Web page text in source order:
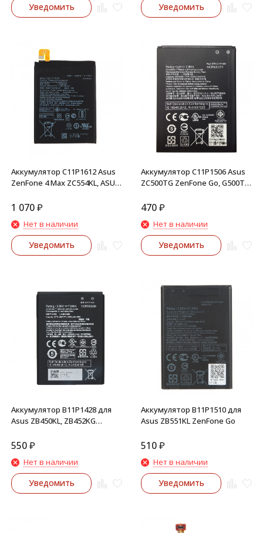
Уведомить Уведомить
Аккумулятор C11P1612 Asus
ZenFone 4 Max ZC554KL, ASUS
1 070₽
Нет в наличии
Уведомить
Аккумулятор C11P1506 Asus
ZC500TG ZenFone Go, G500TG
470₽
Нет в наличии
Уведомить
Аккумулятор B11P1428 для
Asus ZB450KL, ZB452KG
550₽
Нет в наличии
Уведомить
Аккумулятор B11P1510 для
Asus ZB551KL ZenFone Go
510₽
Нет в наличии
Уведомить